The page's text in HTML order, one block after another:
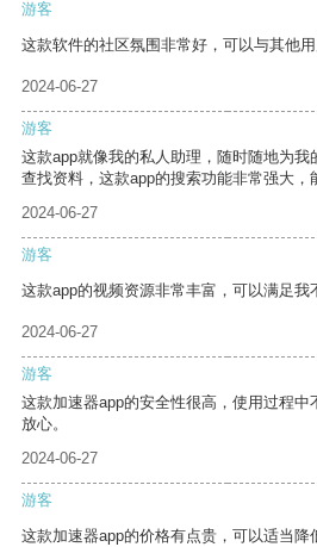
游客
这款软件的社区氛围非常好，可以与其他用
2024-06-27
游客
这款app就像我的私人助理，随时随地为
查找资料，这款app的搜索功能非常强大，
2024-06-27
游客
这款app的视频资源非常丰富，可以满足我
2024-06-27
游客
这款加速器app的安全性很高，使用过程中
放心。
2024-06-27
游客
这款加速器app的价格有点贵，可以适当降